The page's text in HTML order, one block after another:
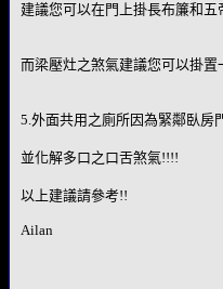
建議您可以在門上掛長布簾和五
而梁壓灶之煞氣建議您可以掛
5.外面共用之廁所因為緊鄰臥房
並化解多口之口舌煞氣!!!!
以上建議請參考!!
Ailan